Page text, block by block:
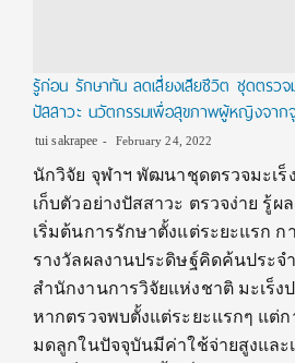
รู้ก่อน รักษาทัน ลดเสี่ยงเสียชีวิต ชุดตรวจ
ปัสสาวะ นวัตกรรมเพื่อสุขภาพผู้หญิงจาก
tui sakrapee February 24, 2022
นักวิจัย จุฬาฯ พัฒนาชุดตรวจมะเร็
เก็บตัวอย่างปัสสาวะ ตรวจง่าย รู้ผ
เริ่มต้นการรักษาตั้งแต่ระยะแรก
รางวัลผลงานประดิษฐ์คิดค้นประจำ
สำนักงานการวิจัยแห่งชาติ มะเร็
หากตรวจพบตั้งแต่ระยะแรกๆ แต่ก
มดลูกในปัจจุบันมีค่าใช้จ่ายสูงและ